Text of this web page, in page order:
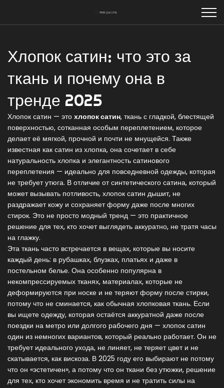
Хлопок сатин: что это за
ткань и почему она в
тренде 2025
Хлопок сатин — это хлопок сатин, ткань с гладкой, блестящей
поверхностью, сотканная особым переплетением, которое
делает её мягкой, прочной и почти не мнущейся. Также
известная как сатин из хлопка, она сочетает в себе
натуральность хлопка и элегантность сатинового
переплетения — идеально для повседневной одежды, которая
не требует утюга. В отличие от синтетического сатина, который
может вызывать потливость, хлопок сатин дышит, не
раздражает кожу и сохраняет форму даже после многих
стирок. Это не просто модный тренд — это практичное
решение для тех, кто хочет выглядеть аккуратно, не тратя часы
на глажку.
Эта ткань часто встречается в вещах, которые вы носите
каждый день: в рубашках, блузках, платьях и даже в
постельном белье. Она особенно популярна в
некомпрессируемых тканях, материалах, которые не
деформируются при носке и не теряют форму после стирки,
потому что не сминается, как обычная хлопковая ткань. Если
вы ищете одежду, которая остаётся аккуратной даже после
поездки на метро или долгого рабочего дня — хлопок сатин
один из немногих вариантов, который реально работает. Он не
требует идеального ухода, не линяет, не теряет цвет и не
скатывается, как вискоза. В 2025 году его выбирают не потому
что он «эстетичен», а потому что он ткани без утюжки, решение
для тех, кто хочет экономить время и не тратить силы на